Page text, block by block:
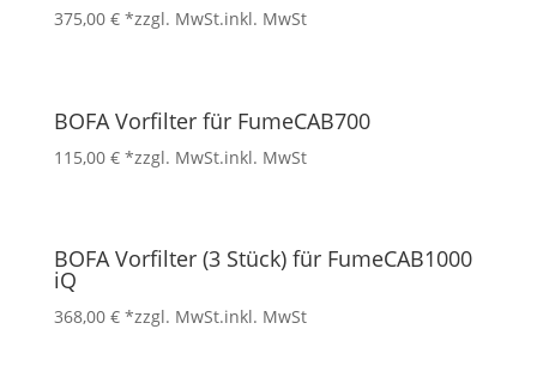
375,00 € *zzgl. MwSt.inkl. MwSt
BOFA Vorfilter für FumeCAB700
115,00 € *zzgl. MwSt.inkl. MwSt
BOFA Vorfilter (3 Stück) für FumeCAB1000
iQ
368,00 € *zzgl. MwSt.inkl. MwSt